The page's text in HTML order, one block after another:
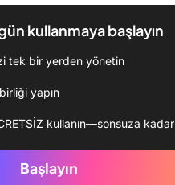
kullanmaya başlayın
tek bir yerden yönetin
yapın
kullanın—sonsuza kadar
Başlayın